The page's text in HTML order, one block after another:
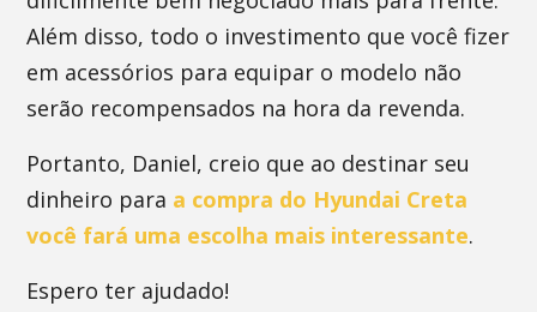
Além disso, todo o investimento que você fizer
em acessórios para equipar o modelo não
serão recompensados na hora da revenda.
Portanto, Daniel, creio que ao destinar seu
dinheiro para a compra do Hyundai Creta
você fará uma escolha mais interessante.
Espero ter ajudado!